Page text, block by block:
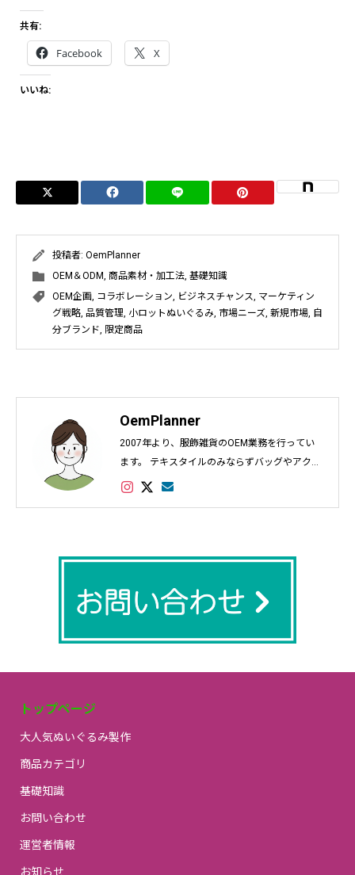
共有:
Facebook X
いいね:
投稿者: OemPlanner
OEM＆ODM, 商品素材・加工法, 基礎知識
OEM企画, コラボレーション, ビジネスチャンス, マーケティン
グ戦略, 品質管理, 小ロットぬいぐるみ, 市場ニーズ, 新規市場, 自
分ブランド, 限定商品
OemPlanner
2007年より、服飾雑貨のOEM業務を行ってい
ます。 テキスタイルのみならずバッグやアクセ
サリー、インテリアなど幅広く対応し数多くの
トップページ
大人気ぬいぐるみ製作
商品カテゴリ
基礎知識
お問い合わせ
運営者情報
お知らせ